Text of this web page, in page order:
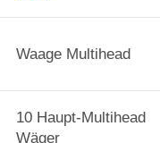
Waage Multihead
10 Haupt-Multihead
Wäger